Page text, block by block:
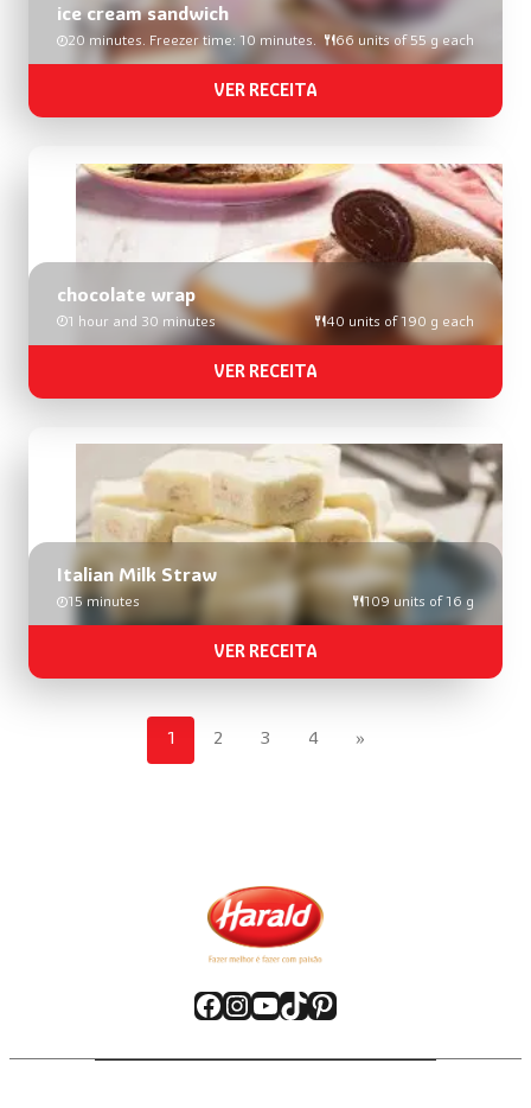
ice cream sandwich
20 minutes. Freezer time: 10 minutes. 66 units of 55 g each
VER RECEITA
chocolate wrap
1 hour and 30 minutes 40 units of 190 g each
VER RECEITA
Italian Milk Straw
15 minutes 109 units of 16 g
VER RECEITA
1 2 3 4 »
Facebook
Instagram
YouTube
TikTok
Pinterest